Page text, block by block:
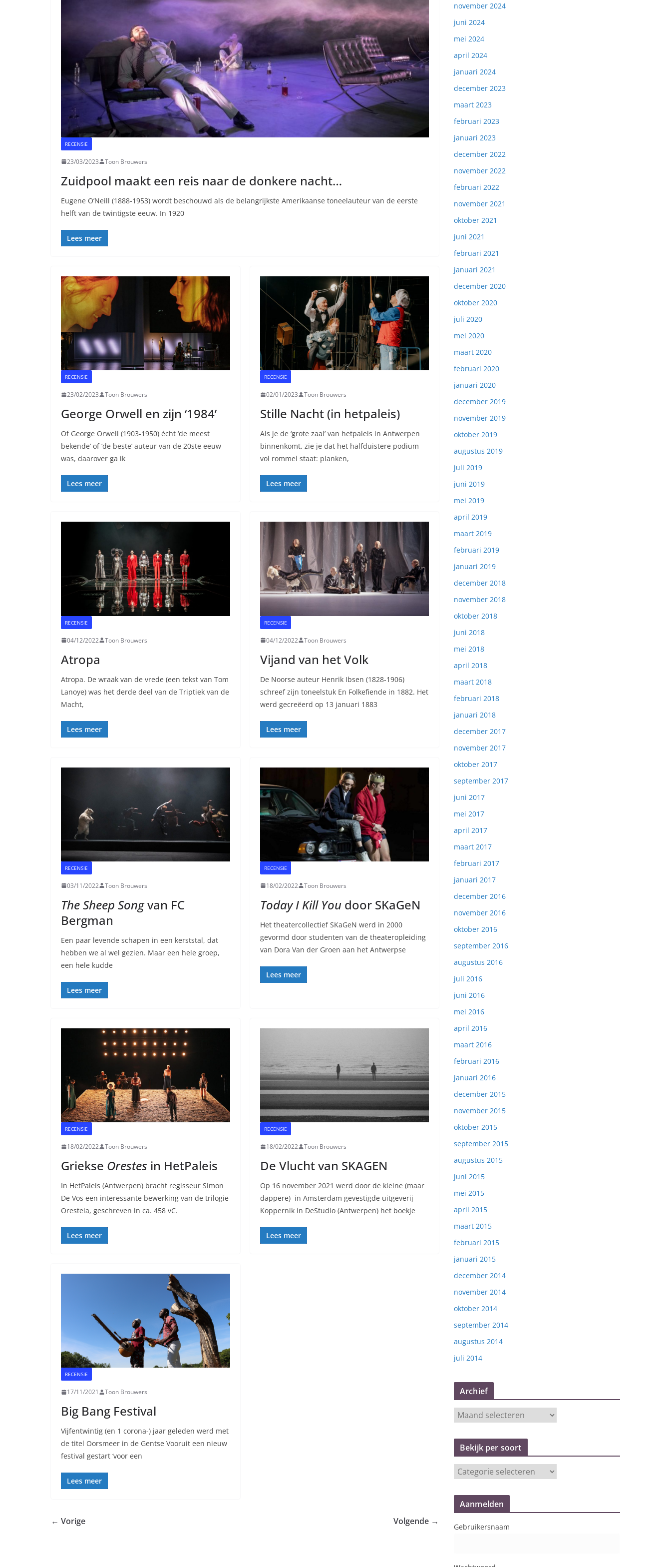
RECENSIE
23/03/2023 Toon Brouwers
Zuidpool maakt een reis naar de donkere nacht…
Eugene O’Neill (1888-1953) wordt beschouwd als de belangrijkste Amerikaanse toneelauteur van de eerste
helft van de twintigste eeuw. In 1920
Lees meer
RECENSIE
23/02/2023 Toon Brouwers
George Orwell en zijn ‘1984’
Of George Orwell (1903-1950) écht ‘de meest
bekende’ of ‘de beste’ auteur van de 20ste eeuw
was, daarover ga ik
Lees meer
RECENSIE
02/01/2023 Toon Brouwers
Stille Nacht (in hetpaleis)
Als je de ‘grote zaal’ van hetpaleis in Antwerpen
binnenkomt, zie je dat het halfduistere podium
vol rommel staat: planken,
Lees meer
RECENSIE
04/12/2022 Toon Brouwers
Atropa
Atropa. De wraak van de vrede (een tekst van Tom
Lanoye) was het derde deel van de Triptiek van de
Macht,
Lees meer
RECENSIE
04/12/2022 Toon Brouwers
Vijand van het Volk
De Noorse auteur Henrik Ibsen (1828-1906)
schreef zijn toneelstuk En Folkefiende in 1882. Het
werd gecreëerd op 13 januari 1883
Lees meer
RECENSIE
03/11/2022 Toon Brouwers
The Sheep Songvan FC
Bergman
Een paar levende schapen in een kerststal, dat
hebben we al wel gezien. Maar een hele groep,
een hele kudde
Lees meer
RECENSIE
18/02/2022 Toon Brouwers
Today I Kill Youdoor SKaGeN
Het theatercollectief SKaGeN werd in 2000
gevormd door studenten van de theateropleiding
van Dora Van der Groen aan het Antwerpse
Lees meer
RECENSIE
18/02/2022 Toon Brouwers
Griekse Orestes in HetPaleis
In HetPaleis (Antwerpen) bracht regisseur Simon
De Vos een interessante bewerking van de trilogie
Oresteia, geschreven in ca. 458 vC.
Lees meer
RECENSIE
18/02/2022 Toon Brouwers
De Vlucht van SKAGEN
Op 16 november 2021 werd door de kleine (maar
dappere) in Amsterdam gevestigde uitgeverij
Koppernik in DeStudio (Antwerpen) het boekje
Lees meer
RECENSIE
17/11/2021 Toon Brouwers
Big Bang Festival
Vijfentwintig (en 1 corona-) jaar geleden werd met
de titel Oorsmeer in de Gentse Vooruit een nieuw
festival gestart ‘voor een
Lees meer
← Vorige Volgende →
november 2024
juni 2024
mei 2024
april 2024
januari 2024
december 2023
maart 2023
februari 2023
januari 2023
december 2022
november 2022
februari 2022
november 2021
oktober 2021
juni 2021
februari 2021
januari 2021
december 2020
oktober 2020
juli 2020
mei 2020
maart 2020
februari 2020
januari 2020
december 2019
november 2019
oktober 2019
augustus 2019
juli 2019
juni 2019
mei 2019
april 2019
maart 2019
februari 2019
januari 2019
december 2018
november 2018
oktober 2018
juni 2018
mei 2018
april 2018
maart 2018
februari 2018
januari 2018
december 2017
november 2017
oktober 2017
september 2017
juni 2017
mei 2017
april 2017
maart 2017
februari 2017
januari 2017
december 2016
november 2016
oktober 2016
september 2016
augustus 2016
juli 2016
juni 2016
mei 2016
april 2016
maart 2016
februari 2016
januari 2016
december 2015
november 2015
oktober 2015
september 2015
augustus 2015
juni 2015
mei 2015
april 2015
maart 2015
februari 2015
januari 2015
december 2014
november 2014
oktober 2014
september 2014
augustus 2014
juli 2014
Archief
r
c
i
Bekijk per soort
e
k
k
Aanmelden
Gebruikersnaam